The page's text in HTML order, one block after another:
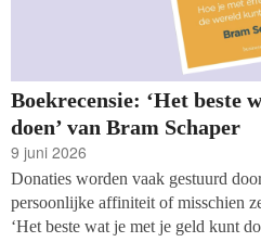
Boekrecensie: ‘Het beste
doen’ van Bram Schaper
9 juni 2026
Donaties worden vaak gestuurd
persoonlijke affiniteit of misschien
‘Het beste wat je met je geld kunt